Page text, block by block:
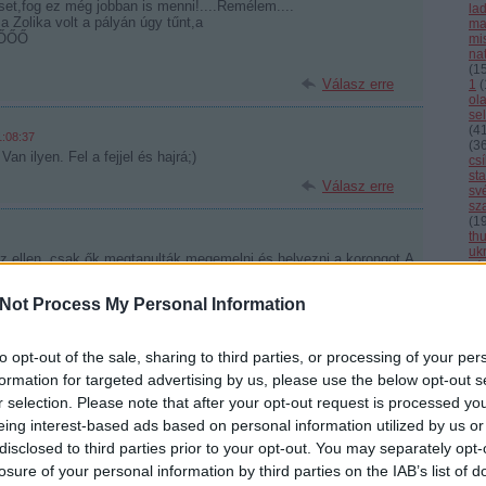
Process My Personal Information
opt-out of the sale, sharing to third parties, or processing of your
for targeted advertising by us, please use the below opt-out
selection. Please note that after your opt-out request is processed
interest-based ads based on personal information utilized by us
to third parties prior to your opt-out. You may separately
of your personal information by third parties on the IAB’s list of
(
1 (
(41
(
(
ez még jobban is menni!....Remélem....
Zolika volt a pályán úgy tűnt,a
Válasz erre
ilyen. Fel a fejjel és hajrá;)
Válasz erre
ellen, csak ők megtanulták megemelni és helyezni a korongot.A
sosem ment át a korong. Miért kell mindig "csak" rálőni,
helyezni stb. A szólós gólt a hátvéd hogy bevarta....
volt. Nem láttam egy olyan védést sem Kristan tól amiért
állt ahol kellett, mi meg belelőttük.
őket, ha más nem bottal :)
Válasz erre
a Fehérvártól - tiszta marhaság, hogy ő a szövetségi
volna megbízni....nekem ez a véleményem, ha tévedek,